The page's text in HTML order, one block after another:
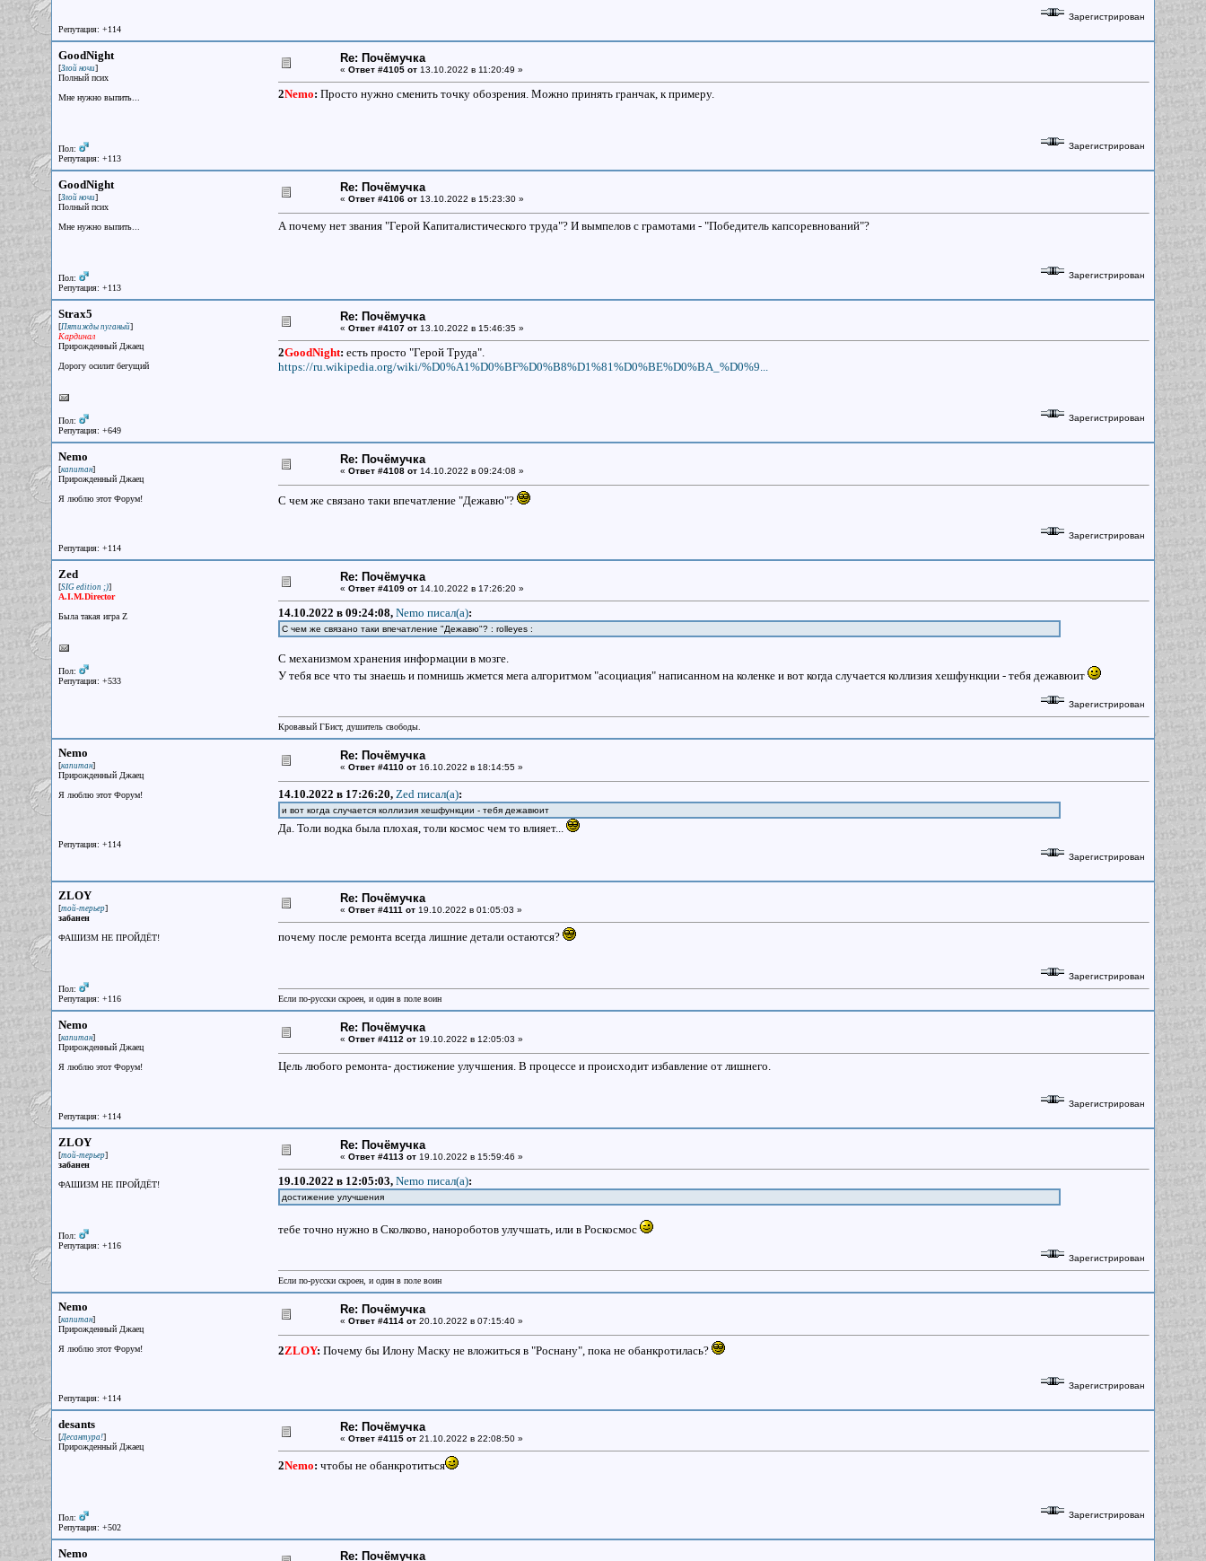
Репутация: +114
Зарегистрирован
GoodNight
[Злой ночи]
Полный псих
Мне нужно выпить...
Пол:
Репутация: +113
Re: Почёмучка
« Ответ #4105 от 13.10.2022 в 11:20:49 »
2Nemo: Просто нужно сменить точку обозрения. Можно принять гранчак, к примеру.
Зарегистрирован
GoodNight
[Злой ночи]
Полный псих
Мне нужно выпить...
Пол:
Репутация: +113
Re: Почёмучка
« Ответ #4106 от 13.10.2022 в 15:23:30 »
А почему нет звания "Герой Капиталистического труда"? И вымпелов с грамотами - "Победитель капсоревнований"?
Зарегистрирован
Strax5
[Пятижды пуганый]
Кардинал
Прирожденный Джаец
Дорогу осилит бегущий
Пол:
Репутация: +649
Re: Почёмучка
« Ответ #4107 от 13.10.2022 в 15:46:35 »
2GoodNight: есть просто "Герой Труда".
https://ru.wikipedia.org/wiki/%D0%A1%D0%BF%D0%B8%D1%81%D0%BE%D0%BA_%D0%9...
Зарегистрирован
Nemo
[капитан]
Прирожденный Джаец
Я люблю этот Форум!
Репутация: +114
Re: Почёмучка
« Ответ #4108 от 14.10.2022 в 09:24:08 »
С чем же связано таки впечатление "Дежавю"?
Зарегистрирован
Zed
[SIG edition ;)]
A.I.M.Director
Была такая игра Z
Пол:
Репутация: +533
Re: Почёмучка
« Ответ #4109 от 14.10.2022 в 17:26:20 »
14.10.2022 в 09:24:08, Nemo писал(a):
С чем же связано таки впечатление "Дежавю"? : rolleyes :
С механизмом хранения информации в мозге.
У тебя все что ты знаешь и помнишь жмется мега алгоритмом "асоциация" написанном на коленке и вот когда случается коллизия хешфункции - тебя дежавюит
Зарегистрирован
Кровавый ГБист, душитель свободы.
Nemo
[капитан]
Прирожденный Джаец
Я люблю этот Форум!
Репутация: +114
Re: Почёмучка
« Ответ #4110 от 16.10.2022 в 18:14:55 »
14.10.2022 в 17:26:20, Zed писал(a):
и вот когда случается коллизия хешфункции - тебя дежавюит
Да. Толи водка была плохая, толи космос чем то влияет...
Зарегистрирован
ZLOY
[той-терьер]
забанен
ФАШИЗМ НЕ ПРОЙДЁТ!
Пол:
Репутация: +116
Re: Почёмучка
« Ответ #4111 от 19.10.2022 в 01:05:03 »
почему после ремонта всегда лишние детали остаются?
Зарегистрирован
Если по-русски скроен, и один в поле воин
Nemo
[капитан]
Прирожденный Джаец
Я люблю этот Форум!
Репутация: +114
Re: Почёмучка
« Ответ #4112 от 19.10.2022 в 12:05:03 »
Цель любого ремонта- достижение улучшения. В процессе и происходит избавление от лишнего.
Зарегистрирован
ZLOY
[той-терьер]
забанен
ФАШИЗМ НЕ ПРОЙДЁТ!
Пол:
Репутация: +116
Re: Почёмучка
« Ответ #4113 от 19.10.2022 в 15:59:46 »
19.10.2022 в 12:05:03, Nemo писал(a):
достижение улучшения
тебе точно нужно в Сколково, нанороботов улучшать, или в Роскосмос
Зарегистрирован
Если по-русски скроен, и один в поле воин
Nemo
[капитан]
Прирожденный Джаец
Я люблю этот Форум!
Репутация: +114
Re: Почёмучка
« Ответ #4114 от 20.10.2022 в 07:15:40 »
2ZLOY: Почему бы Илону Маску не вложиться в "Роснану", пока не обанкротилась?
Зарегистрирован
desants
[Десантура!]
Прирожденный Джаец
Пол:
Репутация: +502
Re: Почёмучка
« Ответ #4115 от 21.10.2022 в 22:08:50 »
2Nemo: чтобы не обанкротиться
Зарегистрирован
Nemo Re: Почёмучка